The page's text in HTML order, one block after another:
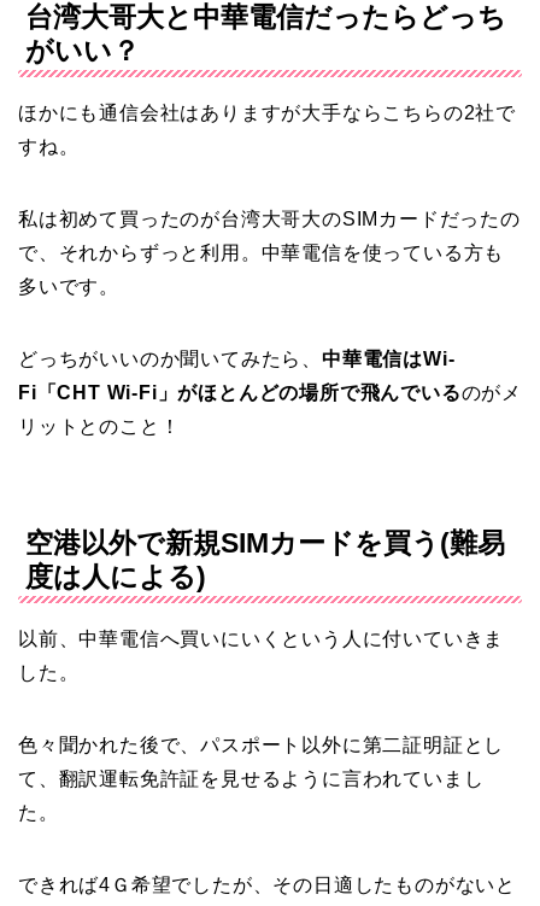
台湾大哥大と中華電信だったらどっち
がいい？
ほかにも通信会社はありますが大手ならこちらの2社で
すね。
私は初めて買ったのが台湾大哥大のSIMカードだったの
で、それからずっと利用。中華電信を使っている方も
多いです。
どっちがいいのか聞いてみたら、 中華電信はWi-
Fi「CHT Wi-Fi」がほとんどの場所で飛んでいるのがメ
リットとのこと！
空港以外で新規SIMカードを買う(難易
度は人による)
以前、中華電信へ買いにいくという人に付いていきま
した。
色々聞かれた後で、パスポート以外に第二証明証とし
て、翻訳運転免許証を見せるように言われていまし
た。
できれば4Ｇ希望でしたが、その日適したものがないと